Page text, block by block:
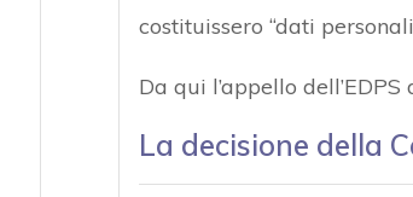
costituissero “dati
Da qui l’appello
La decisione della